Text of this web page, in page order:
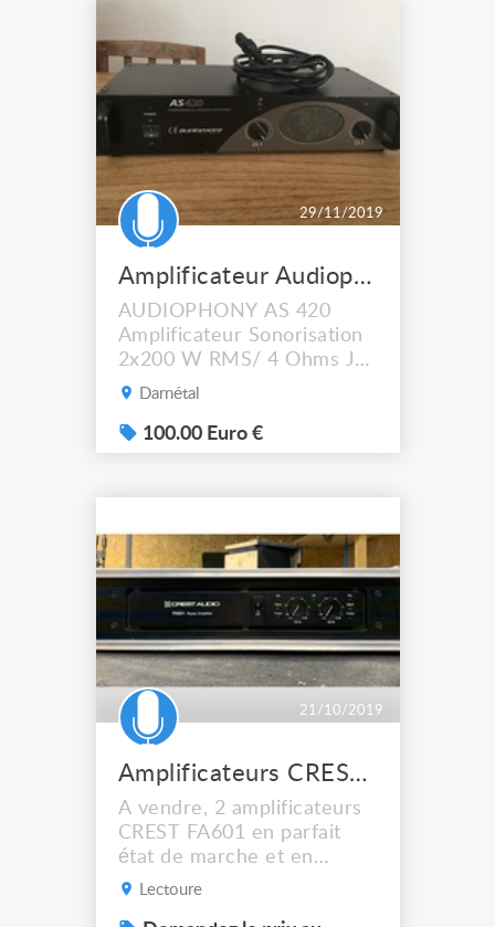
29/11/2019
Amplificateur Audiophony AS 420
AUDIOPHONY AS 420
Amplificateur Sonorisation
2x200 W RMS/ 4 Ohms Je
donne 2 enceintes FIESTA
réparer avec (HP à
changer)
Darnétal
100.00 Euro €
21/10/2019
Amplificateurs CREST FA601
A vendre, 2 amplificateurs
CREST FA601 en parfait
état de marche et en
excellent état cosmétique.
Lectoure